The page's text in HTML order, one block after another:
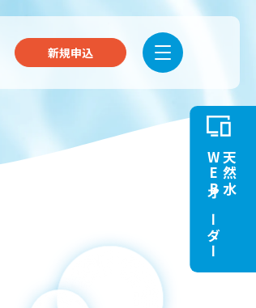
新規申込
天然水
WEBオーダー